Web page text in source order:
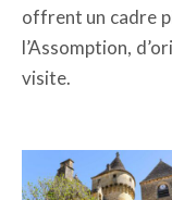
offrent un cadre
l’Assomption,
visite.